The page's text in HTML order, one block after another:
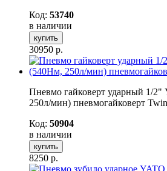
Код: 53740
в наличии
купить
30950 р.
Пневмо гайковерт ударный 1/
250л/мин) пневмогайковерт
Код: 50904
в наличии
купить
8250 р.